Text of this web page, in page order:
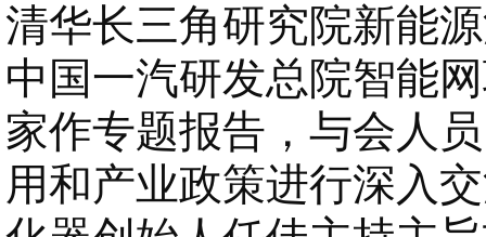
清华长三角研究院新能
中国一汽研发总院智能
家作专题报告，与会人
用和产业政策进行深入